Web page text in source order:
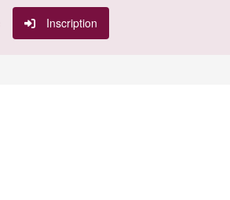
Inscription